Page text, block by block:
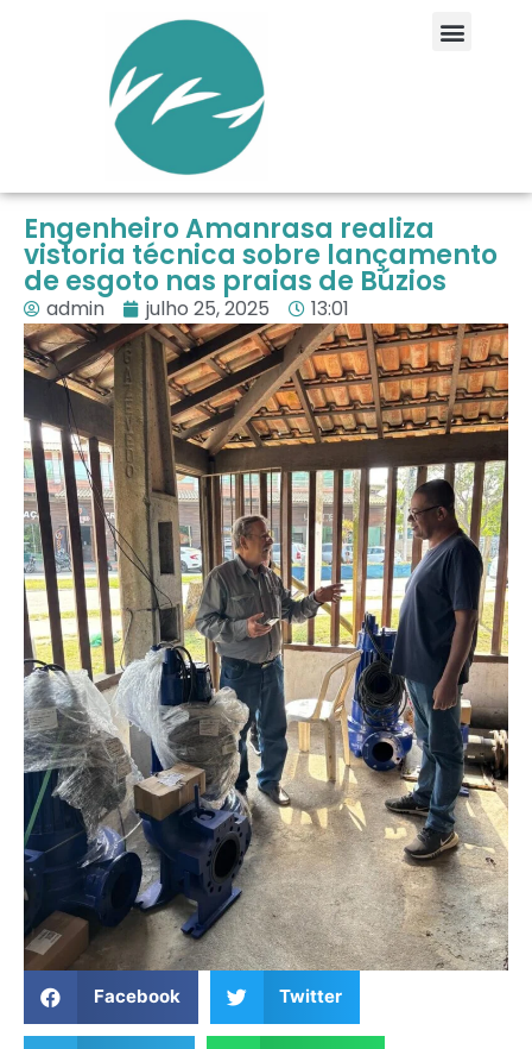
Engenheiro Amanrasa realiza
vistoria técnica sobre lançamento
de esgoto nas praias de Búzios
admin julho 25, 2025 13:01
Facebook Twitter